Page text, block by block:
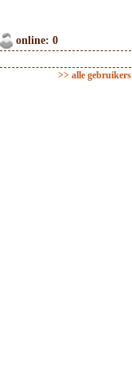
online: 0
>> alle gebruikers